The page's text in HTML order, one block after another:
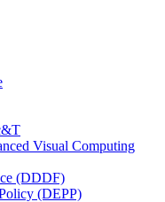
Visual Computing
(DDDF)
(DEPP)